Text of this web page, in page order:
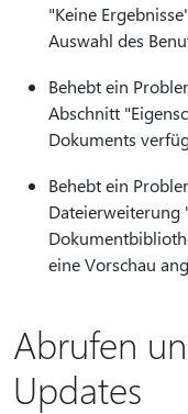
"Keine
Auswahl des
Behebt ein
Abschnitt
Dokuments
Behebt ein
Dateierweiterung
eine Vorschau
Abrufen
Updates